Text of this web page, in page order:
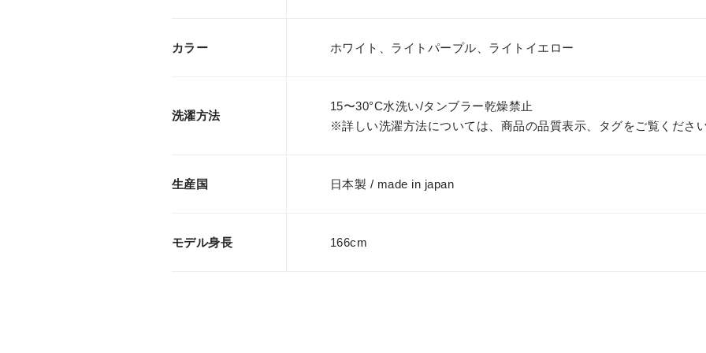
カラー ホワイト、ライトパープル、ライトイエロー
洗濯方法
15〜30°C水洗い/タンブラー乾燥禁止
※詳しい洗濯方法については、商品の品質表示、タグをご覧くださ
生産国 日本製 / made in japan
モデル身長 166cm